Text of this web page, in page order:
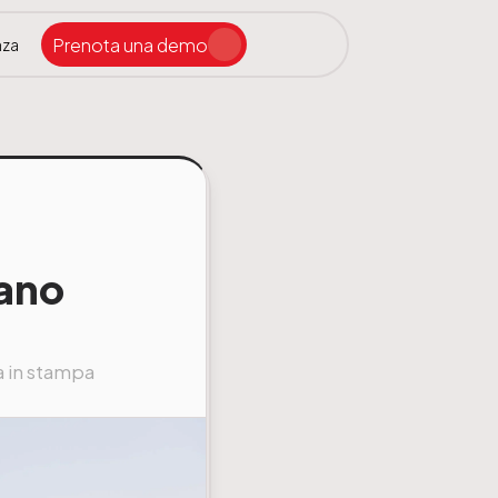
Prenota una demo
in stampa